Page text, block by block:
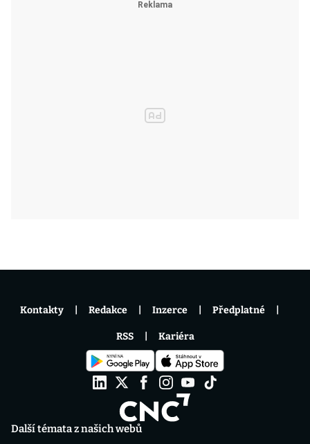
Další témata z našich webů
Kontakty Redakce Inzerce Předplatné
RSS Kariéra